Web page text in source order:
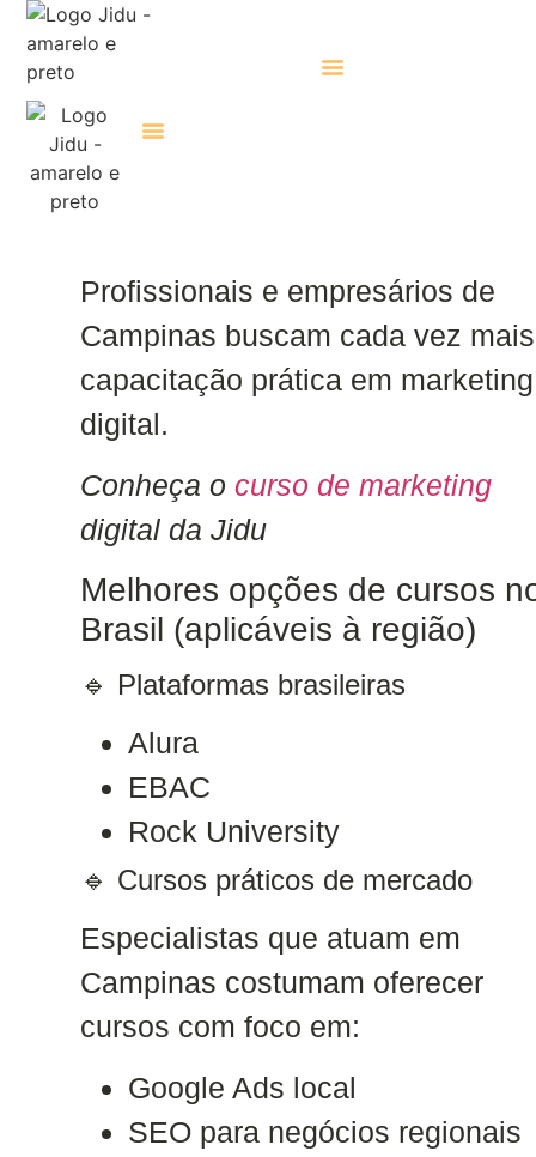
Profissionais e empresários de
Campinas buscam cada vez mais
capacitação prática em marketing
digital.
Conheça ocurso de marketing
digital da Jidu
Melhores opções de cursos
Brasil (aplicáveis à região)
🔹 Plataformas brasileiras
Alura
EBAC
Rock University
🔹 Cursos práticos de mercado
Especialistas que atuam em
Campinas costumam oferecer
cursos com foco em:
Google Ads local
SEO para negócios regionais